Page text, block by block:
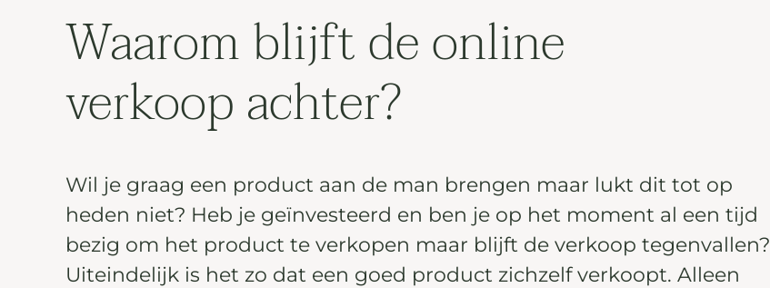
Waarom blijft de online
verkoop achter?
Wil je graag een product aan de man brengen maar lukt dit tot op
heden niet? Heb je geïnvesteerd en ben je op het moment al een tijd
bezig om het product te verkopen maar blijft de verkoop tegenvallen?
Uiteindelijk is het zo dat een goed product zichzelf verkoopt. Alleen